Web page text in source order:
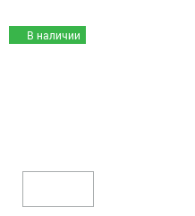
В наличии